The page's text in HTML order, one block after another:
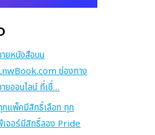
ยหนังสือบน
ช่องทาง
ยออนไลน์ ที่เชื่…
แพ็คมีสิทธิ์เลือก ทุก
จอร์มีสิทธิ์ลอง Pride